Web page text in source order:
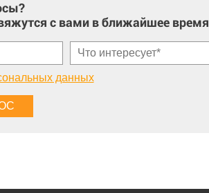
с вами в ближайшее время
данных